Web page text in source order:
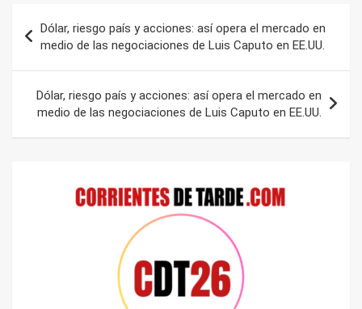
de
entradas
Dólar, riesgo país y acciones: así opera el mercado en
medio de las negociaciones de Luis Caputo en EE.UU.
Dólar, riesgo país y acciones: así opera el mercado en
medio de las negociaciones de Luis Caputo en EE.UU.